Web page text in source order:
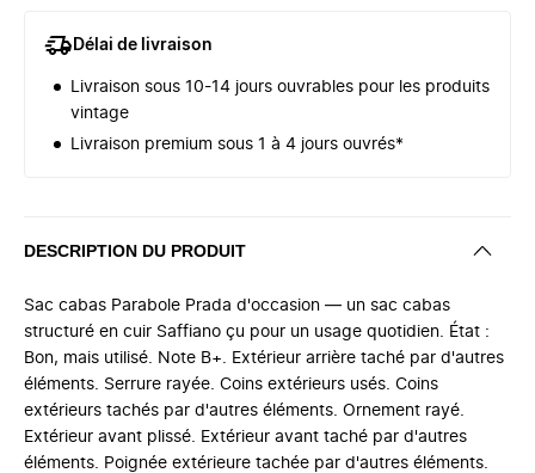
Délai de livraison
Livraison sous 10-14 jours ouvrables pour les produits
vintage
Livraison premium sous 1 à 4 jours ouvrés*
DESCRIPTION DU PRODUIT
Sac cabas Parabole Prada d'occasion — un sac cabas
structuré en cuir Saffiano çu pour un usage quotidien. État :
Bon, mais utilisé. Note B+. Extérieur arrière taché par d'autres
éléments. Serrure rayée. Coins extérieurs usés. Coins
extérieurs tachés par d'autres éléments. Ornement rayé.
Extérieur avant plissé. Extérieur avant taché par d'autres
éléments. Poignée extérieure tachée par d'autres éléments.